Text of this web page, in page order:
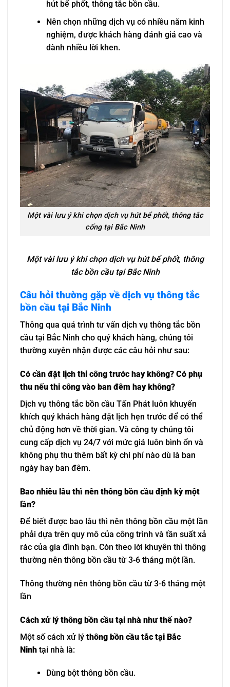
hút bể phốt, thông tắc bồn cầu.
Nên chọn những dịch vụ có nhiều năm kinh
nghiệm, được khách hàng đánh giá cao và
dành nhiều lời khen.
Một vài lưu ý khi chọn dịch vụ hút bể phốt, thông tắc
cống tại Bắc Ninh
Một vài lưu ý khi chọn dịch vụ hút bể phốt, thông
tắc bồn cầu tại Bắc Ninh
Câu hỏi thường gặp về dịch vụ thông tắc
bồn cầu tại Bắc Ninh
Thông qua quá trình tư vấn dịch vụ thông tắc bồn
cầu tại Bắc Ninh cho quý khách hàng, chúng tôi
thường xuyên nhận được các câu hỏi như sau:
Có cần đặt lịch thi công trước hay không? Có phụ
thu nếu thi công vào ban đêm hay không?
Dịch vụ thông tắc bồn cầu Tấn Phát luôn khuyến
khích quý khách hàng đặt lịch hẹn trước để có thể
chủ động hơn về thời gian. Và công ty chúng tôi
cung cấp dịch vụ 24/7 với mức giá luôn bình ổn và
không phụ thu thêm bất kỳ chi phí nào dù là ban
ngày hay ban đêm.
Bao nhiêu lâu thì nên thông bồn cầu định kỳ một
lần?
Để biết được bao lâu thì nên thông bồn cầu một lần
phải dựa trên quy mô của công trình và tần suất xả
rác của gia đình bạn. Còn theo lời khuyên thì thông
thường nên thông bồn cầu từ 3-6 tháng một lần.
Thông thường nên thông bồn cầu từ 3-6 tháng một
lần
Cách xử lý thông bồn cầu tại nhà như thế nào?
Một số cách xử lý thông bồn cầu tắc tại Bắc
Ninh tại nhà là:
Dùng bột thông bồn cầu.